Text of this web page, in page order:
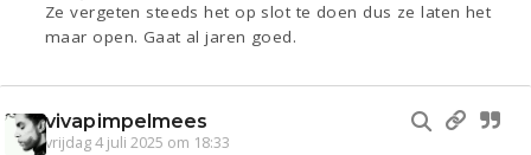
Ze vergeten steeds het op slot te doen dus ze laten het
maar open. Gaat al jaren goed.
vivapimpelmees
vrijdag 4 juli 2025 om 18:33